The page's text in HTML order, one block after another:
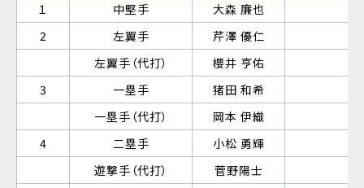
１
中堅手
大森 廉也
2
左翼手
芹澤 優仁
左翼手（代打）
櫻井 亨佑
3
一塁手
猪田 和希
一塁手（代打）
岡本 伊織
4
二塁手
小松 勇輝
遊撃手（代打）
菅野陽士